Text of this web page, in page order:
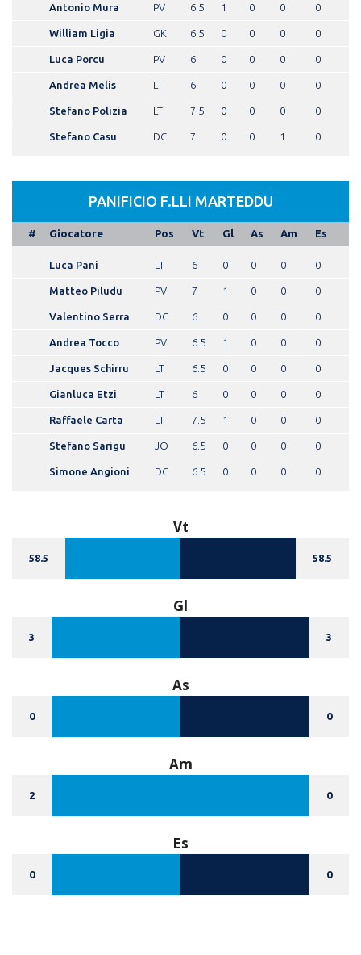
Antonio Mura PV 6.5 1 0 0 0
William Ligia GK 6.5 0 0 0 0
Luca Porcu PV 6 0 0 0 0
Andrea Melis LT 6 0 0 0 0
Stefano Polizia LT 7.5 0 0 0 0
Stefano Casu DC 7 0 0 1 0
PANIFICIO F.LLI MARTEDDU
# Giocatore Pos Vt Gl As Am Es
Luca Pani LT 6 0 0 0 0
Matteo Piludu PV 7 1 0 0 0
Valentino Serra DC 6 0 0 0 0
Andrea Tocco PV 6.5 1 0 0 0
Jacques Schirru LT 6.5 0 0 0 0
Gianluca Etzi LT 6 0 0 0 0
Raffaele Carta LT 7.5 1 0 0 0
Stefano Sarigu JO 6.5 0 0 0 0
Simone Angioni DC 6.5 0 0 0 0
Vt
58.5 58.5
Gl
3 3
As
0 0
Am
2 0
Es
0 0